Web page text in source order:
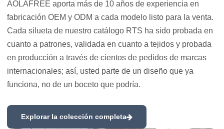
AOLAFREE aporta más de 10 años de experiencia en
fabricación OEM y ODM a cada modelo listo para la venta.
Cada silueta de nuestro catálogo RTS ha sido probada en
cuanto a patrones, validada en cuanto a tejidos y probada
en producción a través de cientos de pedidos de marcas
internacionales; así, usted parte de un diseño que ya
funciona, no de un boceto que podría.
Explorar la colección completa